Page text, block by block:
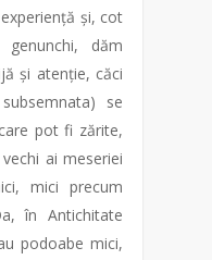
și, cot
dăm
și atenție, căci
se
pot fi zărite,
ai meseriei
mici precum
în Antichitate
podoabe mici,